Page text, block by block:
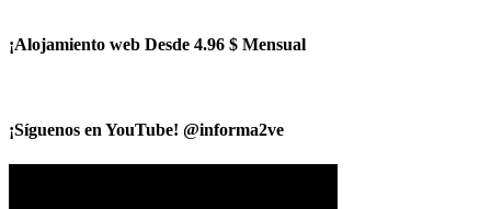
¡Alojamiento web Desde 4.96 $ Mensual
¡Síguenos en YouTube! @informa2ve